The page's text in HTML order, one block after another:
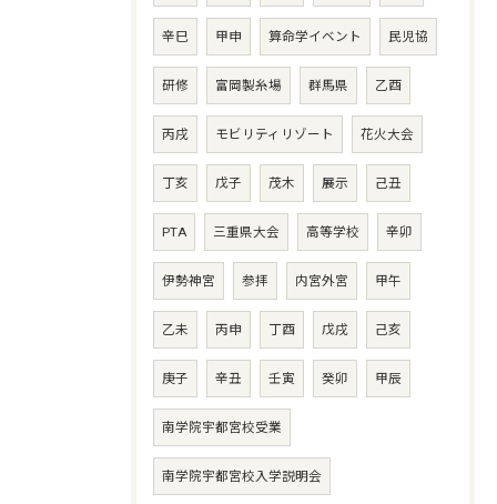
辛巳 甲申 算命学イベント 民児協
研修 富岡製糸場 群馬県 乙酉
丙戌 モビリティリゾート 花火大会
丁亥 戊子 茂木 展示 己丑
PTA 三重県大会 高等学校 辛卯
伊勢神宮 参拝 内宮外宮 甲午
乙未 丙申 丁酉 戊戌 己亥
庚子 辛丑 壬寅 癸卯 甲辰
南学院宇都宮校受業
南学院宇都宮校入学説明会